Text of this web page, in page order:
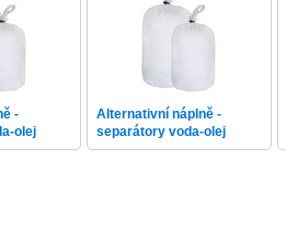
-
olej
Alternativní náplně -
separátory voda-olej